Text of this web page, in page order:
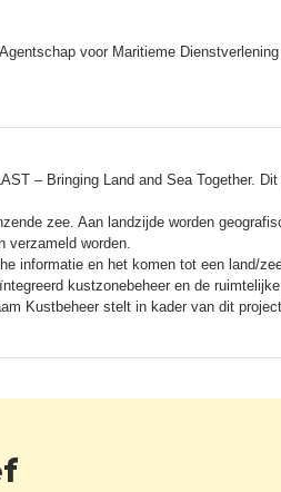
voor Maritieme
– Bringing Land and Sea Together.
zee. Aan landzijde worden
verzameld worden.
informatie en het komen tot een land/
kustzonebeheer en de
Kustbeheer stelt in kader van dit